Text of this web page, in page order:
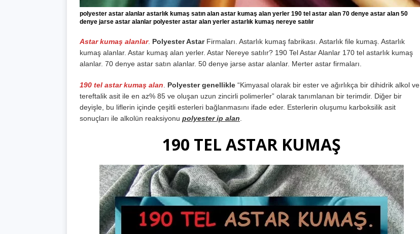
polyester astar alanlar astarlık kumaş satın alan astar kumaş alan yerler 190 tel astar alan 70 denye astar alan 50
denye jarse astar alanlar polyester astar alan yerler astarlık kumaş nereye satılır
Astar kumaş alanlar. Polyester AstarFirmaları. Astarlık kumaş fabrikası. Astarlık file kumaş. Astarlık
kumaş alanlar. Astar kumaş alan yerler. Astar Nereye satılır? 190 Tel Astar Alanlar 170 tel astarlık kumaş
alanlar. 70 denye astar satın alanlar. 50 denye jarse astar alanlar. Merter astar firmaları.
190 tel astar kumaş alan Polyester genellikle “Kimyasal olarak bir ester ve ağırlıkça bir dihidrik alkol ve
tereftalik asit ile en az% 85 ve oluşan uzun zincirli polimerler” olarak tanımlanan bir terimdir. Diğer bir
deyişle, bu liflerin içinde çeşitli esterleri bağlanmasını ifade eder. Esterlerin oluşumu karboksilik asit
sonuçları ile alkolün reaksiyonu polyester ip alan
190 TEL ASTAR KUMAŞ